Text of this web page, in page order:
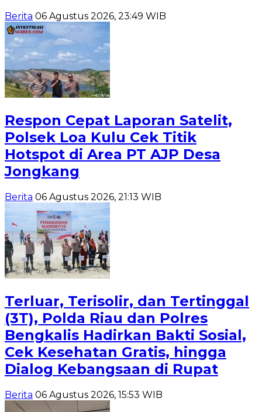
Berita 06 Agustus 2026, 23:49 WIB
Respon Cepat Laporan Satelit,
Polsek Loa Kulu Cek Titik
Hotspot di Area PT AJP Desa
Jongkang
Berita 06 Agustus 2026, 21:13 WIB
Terluar, Terisolir, dan Tertinggal
(3T), Polda Riau dan Polres
Bengkalis Hadirkan Bakti Sosial,
Cek Kesehatan Gratis, hingga
Dialog Kebangsaan di Rupat
Berita 06 Agustus 2026, 15:53 WIB